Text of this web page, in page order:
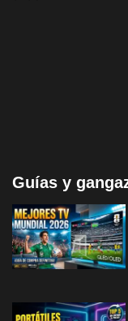
Guías y